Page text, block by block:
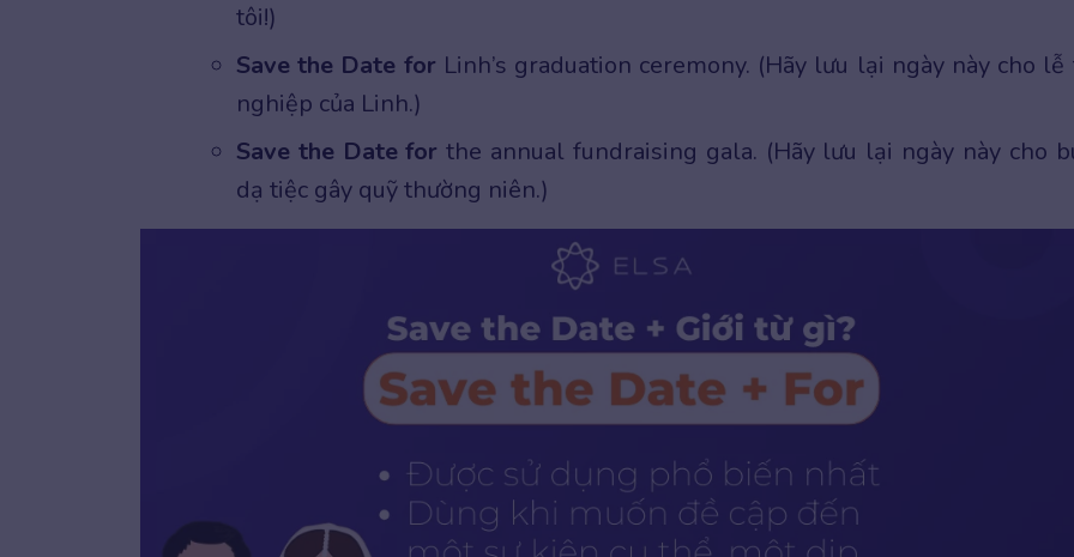
tôi!)
Save the Date for Linh’s graduation ceremony. (Hãy lưu lại ngày này cho
nghiệp của Linh.)
Save the Date for the annual fundraising gala. (Hãy lưu lại ngày này cho
dạ tiệc gây quỹ thường niên.)